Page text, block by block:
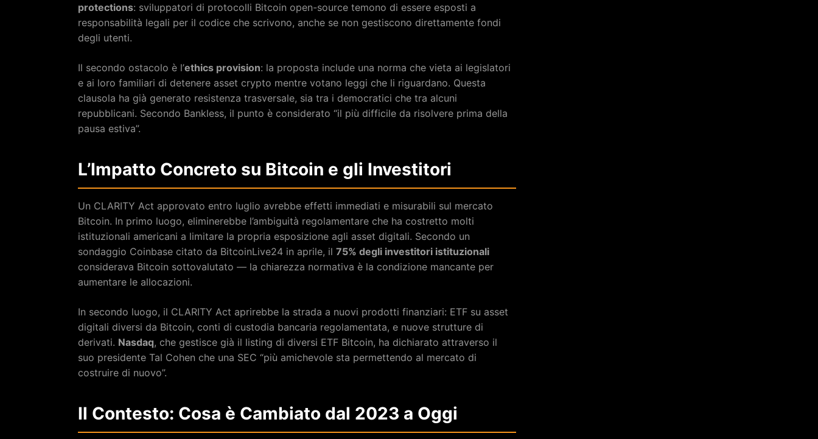
protections: sviluppatori di protocolli Bitcoin open-source temono di essere esposti a
responsabilità legali per il codice che scrivono, anche se non gestiscono direttamente fondi
degli utenti.
Il secondo ostacolo è l’ethics provision: la proposta include una norma che vieta ai legislatori
e ai loro familiari di detenere asset crypto mentre votano leggi che li riguardano. Questa
clausola ha già generato resistenza trasversale, sia tra i democratici che tra alcuni
repubblicani. Secondo Bankless, il punto è considerato “il più difficile da risolvere prima della
pausa estiva”.
L’Impatto Concreto su Bitcoin e gli Investitori
Un CLARITY Act approvato entro luglio avrebbe effetti immediati e misurabili sul mercato
Bitcoin. In primo luogo, eliminerebbe l’ambiguità regolamentare che ha costretto molti
istituzionali americani a limitare la propria esposizione agli asset digitali. Secondo un
sondaggio Coinbase citato da BitcoinLive24 in aprile, il 75% degli investitori istituzionali
considerava Bitcoin sottovalutato — la chiarezza normativa è la condizione mancante per
aumentare le allocazioni.
In secondo luogo, il CLARITY Act aprirebbe la strada a nuovi prodotti finanziari: ETF su asset
digitali diversi da Bitcoin, conti di custodia bancaria regolamentata, e nuove strutture di
derivati. Nasdaq, che gestisce già il listing di diversi ETF Bitcoin, ha dichiarato attraverso il
suo presidente Tal Cohen che una SEC “più amichevole sta permettendo al mercato di
costruire di nuovo”.
Il Contesto: Cosa è Cambiato dal 2023 a Oggi